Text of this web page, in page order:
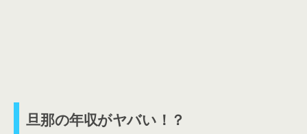
旦那の年収がヤバい！？